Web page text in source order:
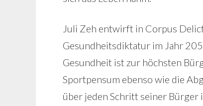
Juli Zeh entwirft in Corpus
Gesundheitsdiktatur im Jahr
Gesundheit ist zur höchsten
Sportpensum ebenso wie die
über jeden Schritt seiner Bürger